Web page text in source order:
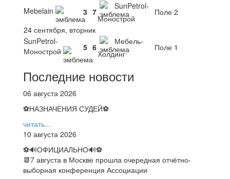
Mebelain
3 7
SunPetrol-
Монострой
Поле 2
24 сентября, вторник
SunPetrol-
Монострой
5 6
Мебель-
Холдинг
Поле 1
Последние новости
06 августа 2026
⚽НАЗНАЧЕНИЯ СУДЕЙ⚽
читать...
10 августа 2026
⚽🔊ОФИЦИАЛЬНО🔊⚽
📆7 августа в Москве прошла очередная отчётно-
выборная конференция Ассоциации